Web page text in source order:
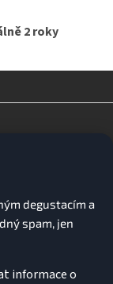
2 roky
informace o